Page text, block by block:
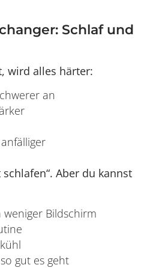
Schlaf und
wird alles härter:
an
Aber du kannst
Bildschirm
gut es geht